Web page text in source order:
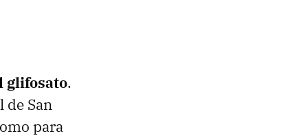
glifosato.
de San
para